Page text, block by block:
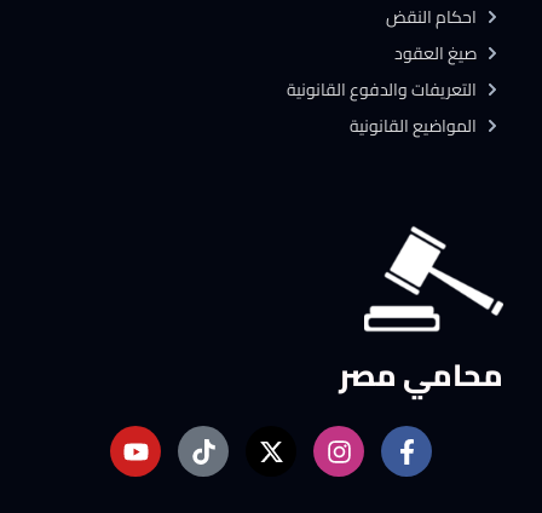
محامي مصر
احكام النقض
صيغ العقود
التعريفات والدفوع القانونية
المواضيع القانونية